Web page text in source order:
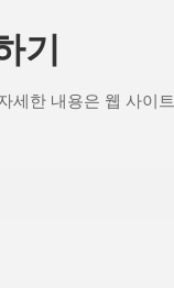
기
한 내용은 웹 사이